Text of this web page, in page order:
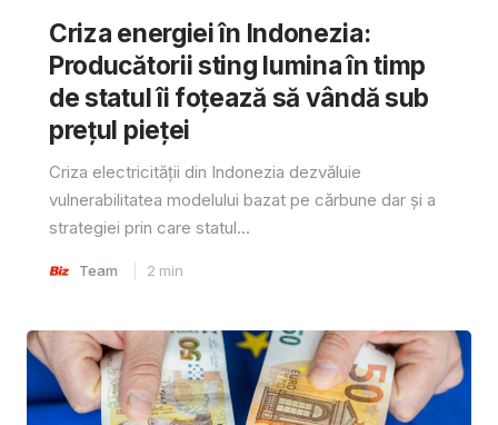
Criza energiei în Indonezia:
Producătorii sting lumina în timp
de statul îi foțează să vândă sub
prețul pieței
Criza electricității din Indonezia dezvăluie
vulnerabilitatea modelului bazat pe cărbune dar și a
strategiei prin care statul...
Team 2 min